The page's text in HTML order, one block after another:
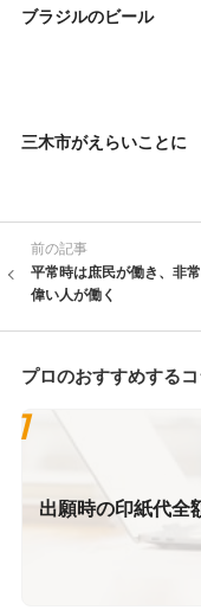
ブラジルのビール
三木市がえらいことに
前の記事
平常時は庶民が働き、非
偉い人が働く
プロのおすすめする
出願時の印紙代全